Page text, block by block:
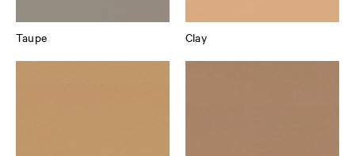
Taupe Clay